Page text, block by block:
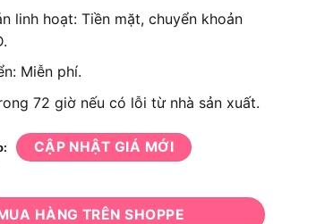
linh hoạt: Tiền mặt, chuyển khoản
Miễn phí.
72 giờ nếu có lỗi từ nhà sản xuất.
CẬP NHẬT GIÁ MỚI
Shinwa 62490 chính hãng số lượng
HÀNG TRÊN SHOPPE